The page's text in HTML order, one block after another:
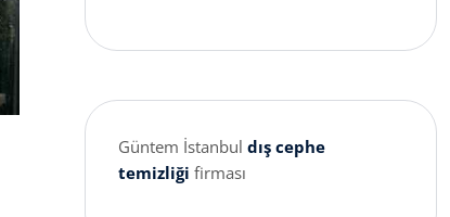
Güntem İstanbul dış cephe
temizliği firması